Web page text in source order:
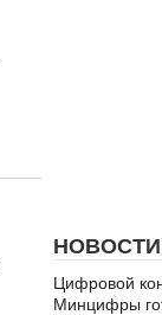
НОВОСТИ
Цифровой
Минцифры